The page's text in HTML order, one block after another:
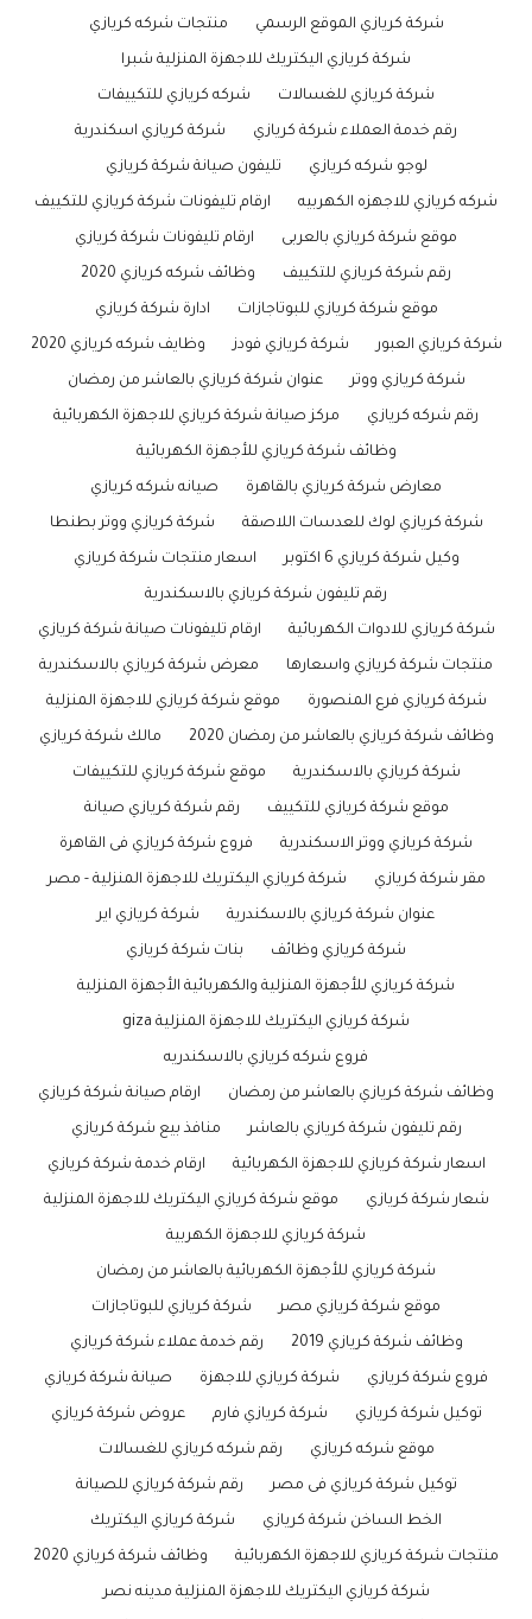
شركة كريازي الموقع الرسمي منتجات شركه كريازي
شركة كريازي اليكتريك للاجهزة المنزلية شبرا
شركة كريازي للغسالات شركه كريازي للتكييفات
رقم خدمة العملاء شركة كريازي شركة كريازي اسكندرية
لوجو شركه كريازي تليفون صيانة شركة كريازي
شركه كريازي للاجهزه الكهربيه ارقام تليفونات شركة كريازي للتكييف
موقع شركة كريازي بالعربى ارقام تليفونات شركة كريازي
رقم شركة كريازي للتكييف وظائف شركه كريازي 2020
موقع شركة كريازي للبوتاجازات ادارة شركة كريازي
شركة كريازي العبور شركة كريازي فودز وظايف شركه كريازي 2020
شركة كريازي ووتر عنوان شركة كريازي بالعاشر من رمضان
رقم شركه كريازي مركز صيانة شركة كريازي للاجهزة الكهربائية
وظائف شركة كريازي للأجهزة الكهربائية
معارض شركة كريازي بالقاهرة صيانه شركه كريازي
شركة كريازي لوك للعدسات اللاصقة شركة كريازي ووتر بطنطا
وكيل شركة كريازي 6 اكتوبر اسعار منتجات شركة كريازي
رقم تليفون شركة كريازي بالاسكندرية
شركة كريازي للادوات الكهربائية ارقام تليفونات صيانة شركة كريازي
منتجات شركة كريازي واسعارها معرض شركة كريازي بالاسكندرية
شركة كريازي فرع المنصورة موقع شركة كريازي للاجهزة المنزلية
وظائف شركة كريازي بالعاشر من رمضان 2020 مالك شركة كريازي
شركة كريازي بالاسكندرية موقع شركة كريازي للتكييفات
موقع شركة كريازي للتكييف رقم شركة كريازي صيانة
شركة كريازي ووتر الاسكندرية فروع شركة كريازي فى القاهرة
مقر شركة كريازي شركة كريازي اليكتريك للاجهزة المنزلية - مصر
عنوان شركة كريازي بالاسكندرية شركة كريازي اير
شركة كريازي وظائف بنات شركة كريازي
شركة كريازي للأجهزة المنزلية والكهربائية الأجهزة المنزلية
شركة كريازي اليكتريك للاجهزة المنزلية giza
فروع شركه كريازي بالاسكندريه
وظائف شركة كريازي بالعاشر من رمضان ارقام صيانة شركة كريازي
رقم تليفون شركة كريازي بالعاشر منافذ بيع شركة كريازي
اسعار شركة كريازي للاجهزة الكهربائية ارقام خدمة شركة كريازي
شعار شركة كريازي موقع شركة كريازي اليكتريك للاجهزة المنزلية
شركة كريازي للاجهزة الكهربية
شركة كريازي للأجهزة الكهربائية بالعاشر من رمضان
موقع شركة كريازي مصر شركة كريازي للبوتاجازات
وظائف شركة كريازي 2019 رقم خدمة عملاء شركة كريازي
فروع شركة كريازي شركة كريازي للاجهزة صيانة شركة كريازي
توكيل شركة كريازي شركة كريازي فارم عروض شركة كريازي
موقع شركه كريازي رقم شركه كريازي للغسالات
توكيل شركة كريازي فى مصر رقم شركة كريازي للصيانة
الخط الساخن شركة كريازي شركة كريازي اليكتريك
منتجات شركة كريازي للاجهزة الكهربائية وظائف شركة كريازي 2020
شركة كريازي اليكتريك للاجهزة المنزلية مدينه نصر